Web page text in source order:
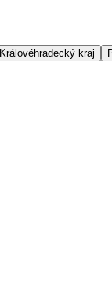
Královéhradecký kraj